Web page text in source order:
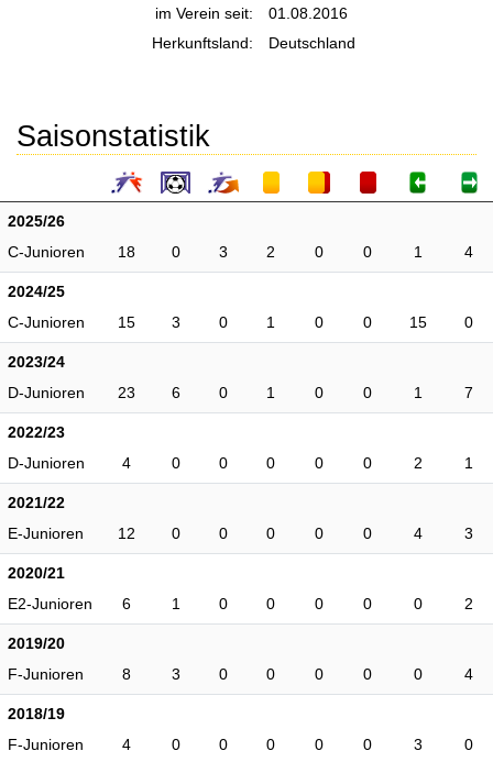
im Verein seit:
01.08.2016
Herkunftsland:
Deutschland
Saisonstatistik
2025/26
C-Junioren
18 0 3 2 0 0 1 4
2024/25
C-Junioren
15 3 0 1 0 0 15 0
2023/24
D-Junioren
23 6 0 1 0 0 1 7
2022/23
D-Junioren
4 0 0 0 0 0 2 1
2021/22
E-Junioren
12 0 0 0 0 0 4 3
2020/21
E2-Junioren
6 1 0 0 0 0 0 2
2019/20
F-Junioren
8 3 0 0 0 0 0 4
2018/19
F-Junioren
4 0 0 0 0 0 3 0